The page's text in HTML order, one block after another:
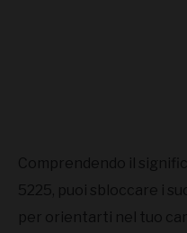
Comprendendo il
5225, puoi sbloccare i
per orientarti nel tuo